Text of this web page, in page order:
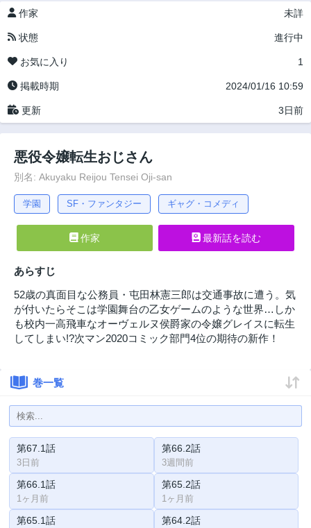
作家 未詳
状態 進行中
お気に入り 1
掲載時期 2024/01/16 10:59
更新 3日前
悪役令嬢転生おじさん
別名: Akuyaku Reijou Tensei Oji-san
学園 SF・ファンタジー ギャグ・コメディ
作家 最新話を読む
あらすじ
52歳の真面目な公務員・屯田林憲三郎は交通事故に遭う。気
が付いたらそこは学園舞台の乙女ゲームのような世界…しか
も校内一高飛車なオーヴェルヌ侯爵家の令嬢グレイスに転生
してしまい!?次マン2020コミック部門4位の期待の新作！
巻一覧
第67.1話
3日前
第66.2話
3週間前
第66.1話
1ヶ月前
第65.2話
1ヶ月前
第65.1話 第64.2話